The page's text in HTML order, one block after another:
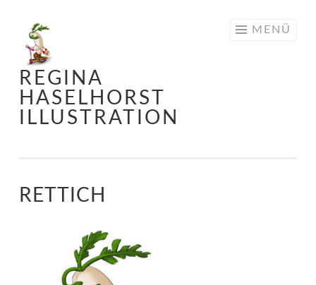
Springe
zum
Inhalt
REGINA
HASELHORST
ILLUSTRATION
MENÜ
RETTICH